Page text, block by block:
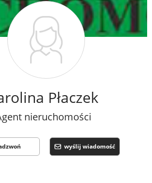
Płaczek
nieruchomości
wyślij wiadomość